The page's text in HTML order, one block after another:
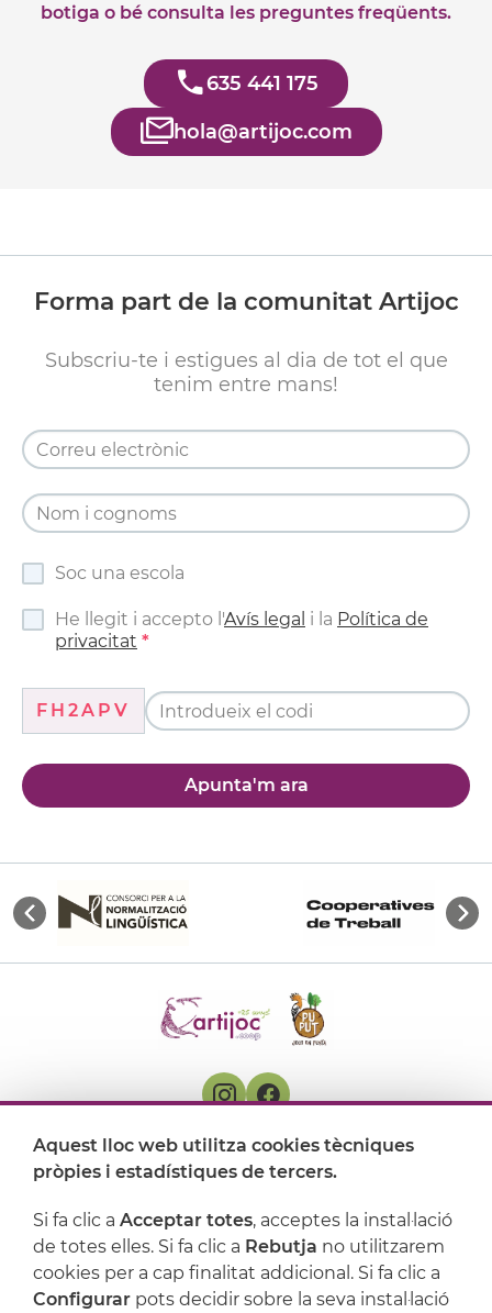
botiga o bé consulta les preguntes freqüents.
635 441 175
hola@artijoc.com
Forma part de la comunitat Artijoc
Subscriu-te i estigues al dia de tot el que
tenim entre mans!
Soc una escola
He llegit i accepto l'Avís legal i la Política de
privacitat
FH2APV
Apunta'm ara
On ens trobem
Suport
Aquest lloc web utilitza cookies tècniques
pròpies i estadístiques de tercers.
Si fa clic a Acceptar totes, acceptes la instal·lació
de totes elles. Si fa clic a Rebutja no utilitzarem
cookies per a cap finalitat addicional. Si fa clic a
Configurar pots decidir sobre la seva instal·lació